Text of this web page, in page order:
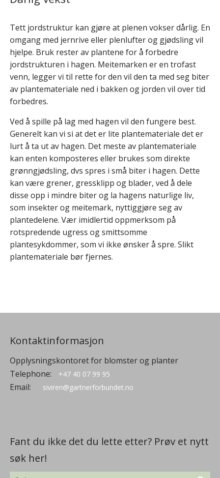
Tett jordstruktur kan gjøre at plenen vokser dårlig. En
omgang med jernrive eller plenlufter og gjødsling vil
hjelpe. Bruk rester av plantene for å forbedre
jordstrukturen i hagen. Meitemarken er en trofast
venn, legger vi til rette for den vil den ta med seg biter
av plantemateriale ned i bakken og jorden vil over tid
forbedres.
Ved å spille på lag med hagen vil den fungere best.
Generelt kan vi si at det er lite plantemateriale det er
lurt å ta ut av hagen. Det meste av plantemateriale
kan enten komposteres eller brukes som direkte
grønngjødsling, dvs spres i små biter i hagen. Dette
kan være grener, gressklipp og blader, ved å dele
disse opp i mindre biter og la hagens naturlige liv,
som insekter og meitemark, nyttiggjøre seg av
plantedelene. Vær imidlertid oppmerksom på
rotspredende ugress og smittsomme
plantesykdommer, som vi ikke ønsker å spre. Slikt
plantemateriale bør fjernes.
Kontaktinformasjon
Opplysningskontoret for blomster og planter
Telephone:
+47 40 07 99 95
Email: siviren@gartnerforbundet.no
Fant du ikke det du lette etter? Prøv et nytt
søk her!